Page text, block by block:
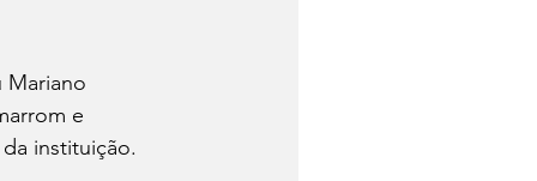
Mariano
e
instituição.